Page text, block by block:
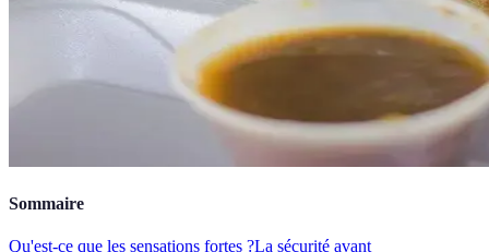
Sommaire
Qu'est-ce que les sensations fortes ?La sécurité avant